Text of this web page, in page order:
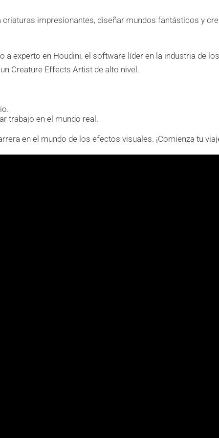
impresionantes, diseñar mundos fantásticos y
experto en Houdini, el software líder en la industria de
Creature Effects Artist de alto nivel.
trabajo en el mundo real.
en el mundo de los efectos visuales. ¡Comienza tu